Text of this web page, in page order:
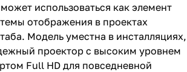
использоваться как элемент
отображения в проектах
Модель уместна в инсталляциях,
проектор с высоким уровнем
Full HD для повседневной